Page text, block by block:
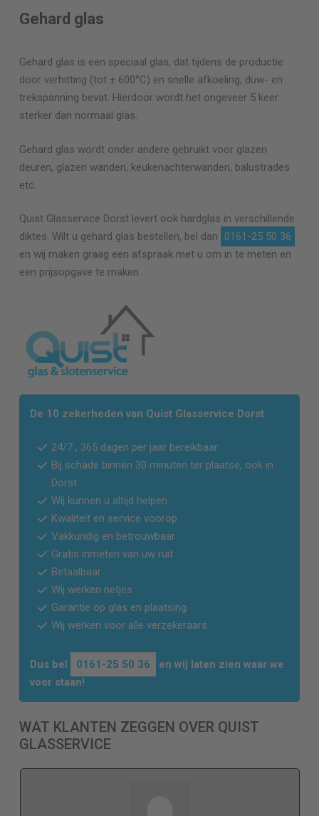
Gehard glas
Gehard glas is een speciaal glas, dat tijdens de productie
door verhitting (tot ± 600°C) en snelle afkoeling, duw- en
trekspanning bevat. Hierdoor wordt het ongeveer 5 keer
sterker dan normaal glas.
Gehard glas wordt onder andere gebruikt voor glazen
deuren, glazen wanden, keukenachterwanden, balustrades
etc.
Quist Glasservice Dorstlevert ook hardglas in verschillende
diktes. Wilt u gehard glas bestellen, bel dan
0161-25 50 36
en wij maken graag een afspraak met u om in te meten en
een prijsopgave te maken.
De 10 zekerheden van Quist Glasservice Dorst
24/7 , 365 dagen per jaar bereikbaar
Bij schade binnen 30 minuten ter plaatse, ook in
Dorst
Wij kunnen u altijd helpen
Kwaliteit en service voorop
Vakkundig en betrouwbaar
Gratis inmeten van uw ruit
Betaalbaar
Wij werken netjes
Garantie op glas en plaatsing
Wij werken voor alle verzekeraars
Dus bel 0161-25 50 36
en wij laten zien waar we
voor staan!
WAT KLANTEN ZEGGEN OVER QUIST
GLASSERVICE